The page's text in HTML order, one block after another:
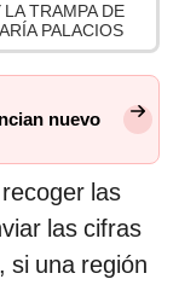
TRAMPA DE
PALACIOS
nuevo
las
las cifras
si una región